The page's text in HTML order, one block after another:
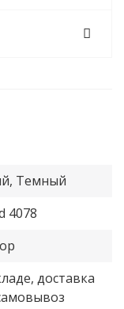
Темный
4078
доставка